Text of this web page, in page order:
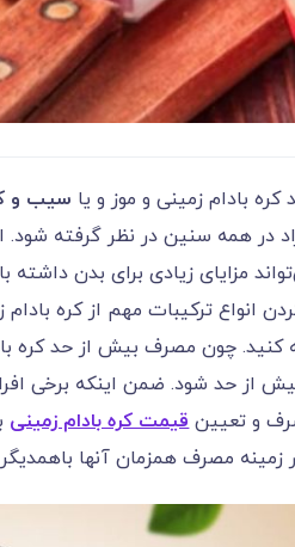
بادام زمینی و موز و یا سیب و
در همه سنین در نظر گرفته
مزایای زیادی برای بدن داشته
انواع ترکیبات مهم از کره
کنید. چون مصرف بیش از حد کره
از حد شود. ضمن اینکه برخی
و تعیینقیمت کره بادام زمینی
زمینه مصرف همزمان آنها